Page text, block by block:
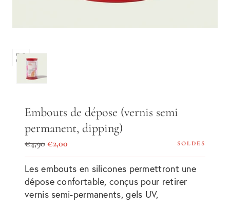
Ouvrir
les
médias
dans
une
fenêtre
modale
Embouts de dépose (vernis semi
permanent, dipping)
Prix
régulier
€4,90Prix
de
vente
€2,00 SOLDES
Les embouts en silicones permettront une
dépose confortable, conçus pour retirer
vernis semi-permanents, gels UV,